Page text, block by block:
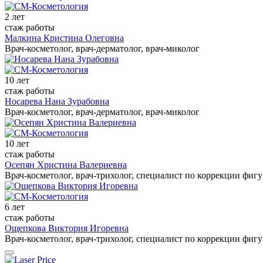
2 лет
стаж работы
Малкина Кристина Олеговна
Врач-косметолог, врач-дерматолог, врач-миколог
10 лет
стаж работы
Носарева Нана Зурабовна
Врач-косметолог, врач-дерматолог, врач-миколог
10 лет
стаж работы
Осепян Христина Валериевна
Врач-косметолог, врач-трихолог, специалист по коррекции
6 лет
стаж работы
Ощепкова Виктория Игоревна
Врач-косметолог, врач-трихолог, специалист по коррекции